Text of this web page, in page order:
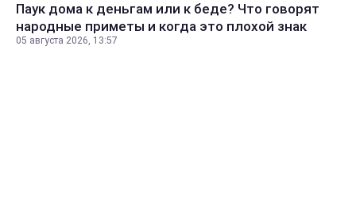
Паук дома к деньгам или к беде? Что говорят
народные приметы и когда это плохой знак
05 августа 2026, 13:57